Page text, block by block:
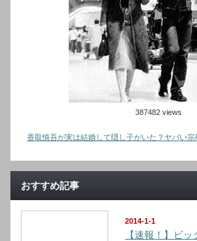
387482 views
香取慎吾が実は結婚して隠し子がいた？ヤバい宗
おすすめ記事
2014-1-1
【速報！】ビ